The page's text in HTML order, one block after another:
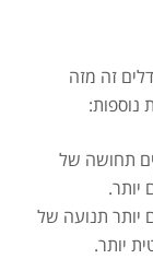
זה מזה
נוספות:
תחושה של
יותר.
יותר תנועה של
יותר.